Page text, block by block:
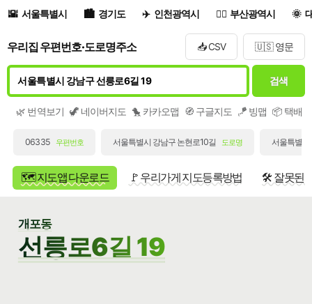
서울특별시 경기도 인천광역시 부산광역시
우리집 우편번호·도로명주소 📥 CSV 🇺🇸 영문
검색
🌿 번역보기 🦖 네이버지도 🐤 카카오맵 🧭 구글지도 🪁 빙맵 📦 택배/
06335 우편번호 서울특별시 강남구 논현로10길 도로명 서울특별
🗺️ 지도앱 다운로드 🚩 우리가게 지도등록방법 🛠️ 잘못된
개포동
선릉로6길 19